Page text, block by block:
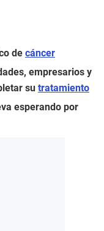
de cáncer
empresarios y
su tratamiento
esperando por